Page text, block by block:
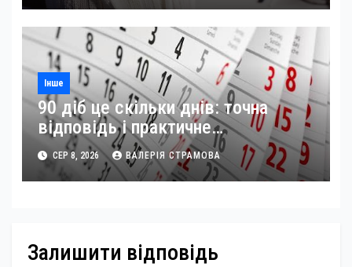
Інше
90 діб це скільки днів: точна
відповідь і практичне
застосування
СЕР 8, 2026 ВАЛЕРІЯ СТРАМОВА
Залишити відповідь